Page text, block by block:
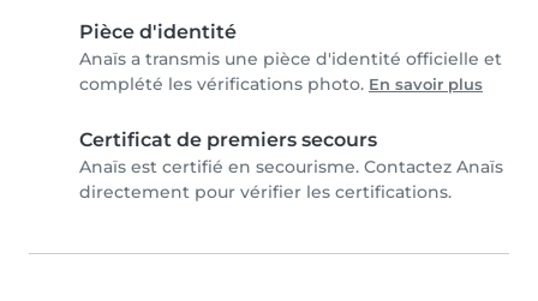
Pièce d'identité
Anaïs a transmis une pièce d'identité officielle et
complété les vérifications photo. En savoir plus
Certificat de premiers secours
Anaïs est certifié en secourisme. Contactez Anaïs
directement pour vérifier les certifications.